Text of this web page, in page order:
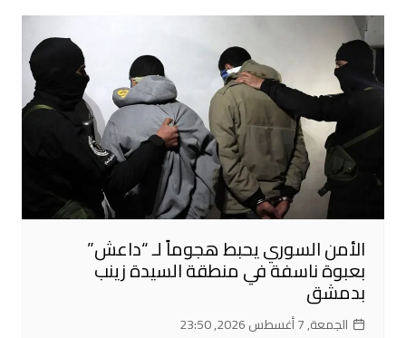
الأمن السوري يحبط هجوماً لـ “داعش”
بعبوة ناسفة في منطقة السيدة زينب
بدمشق
الجمعة, 7 أغسطس 2026, 23:50